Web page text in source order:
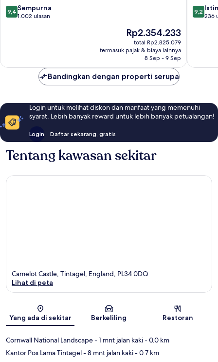
9.4
dari
9,4 Sempurna
1.002 ulasan
Harga
sekarang
Rp2.354.233
Rp2.354.233
total Rp2.825.079
termasuk pajak & biaya lainnya
8 Sep - 9 Sep
9.2
dari
9,2
236
Bandingkan dengan properti serupa
Login untuk melihat diskon dan manfaat yang memenuhi
syarat. Lebih banyak reward untuk lebih banyak petualangan!
Login Daftar sekarang, gratis
Tentang kawasan sekitar
Peta
Camelot Castle, Tintagel, England, PL34 0DQ
Lihat di peta
Yang ada di sekitar Berkeliling Restoran
Cornwall National Landscape- 1 mnt jalan kaki- 0.0 km
Kantor Pos Lama Tintagel- 8 mnt jalan kaki- 0.7 km